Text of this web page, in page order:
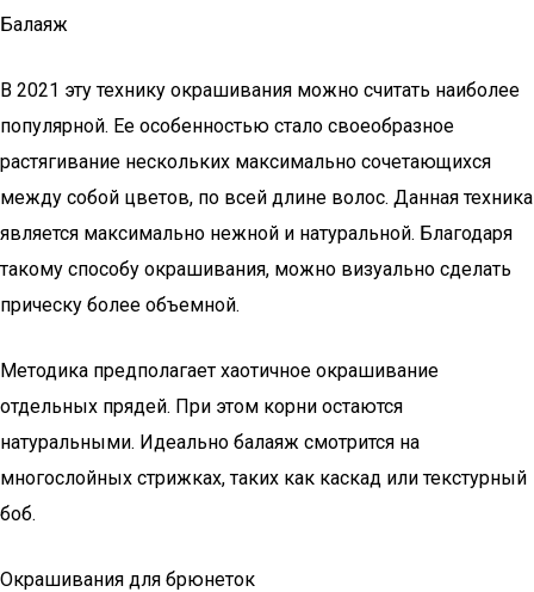
Балаяж
В 2021 эту технику окрашивания можно считать наиболее
популярной. Ее особенностью стало своеобразное
растягивание нескольких максимально сочетающихся
между собой цветов, по всей длине волос. Данная техника
является максимально нежной и натуральной. Благодаря
такому способу окрашивания, можно визуально сделать
прическу более объемной.
Методика предполагает хаотичное окрашивание
отдельных прядей. При этом корни остаются
натуральными. Идеально балаяж смотрится на
многослойных стрижках, таких как каскад или текстурный
боб.
Окрашивания для брюнеток